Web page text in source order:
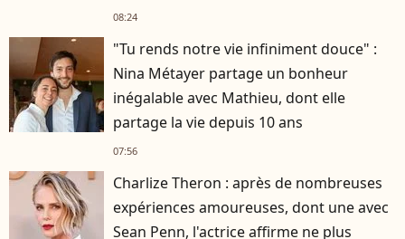
08:24
"Tu rends notre vie infiniment douce" :
Nina Métayer partage un bonheur
inégalable avec Mathieu, dont elle
partage la vie depuis 10 ans
07:56
Charlize Theron : après de nombreuses
expériences amoureuses, dont une avec
Sean Penn, l'actrice affirme ne plus